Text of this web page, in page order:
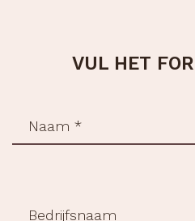
VUL HET
Naam
Bedrijfsnaam